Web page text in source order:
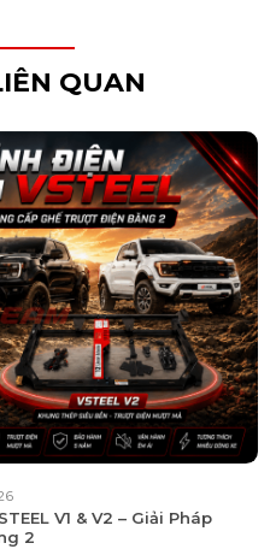
QUAN
V1 & V2 – Giải Pháp
2